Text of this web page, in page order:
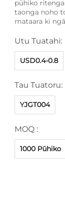
pūhiko
taonga noho
mataara ki
Utu Tuatahi:
USD0.4-0.8
Tau Tuatoru:
YJGT004
MOQ :
1000 Pūhiko